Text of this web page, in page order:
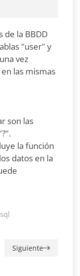
de la BBDD
"user" y
vez
las mismas
son las
la función
datos en la
Siguiente